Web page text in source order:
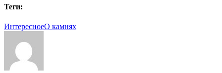
Теги:
ИнтересноеО камнях